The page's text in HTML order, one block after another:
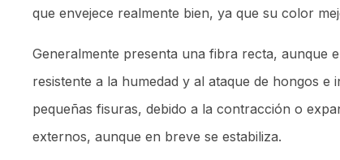
que envejece realmente bien, ya que su color
Generalmente presenta una fibra recta, aunque
resistente a la humedad y al ataque de hongos
pequeñas fisuras, debido a la contracción o
externos, aunque en breve se estabiliza.